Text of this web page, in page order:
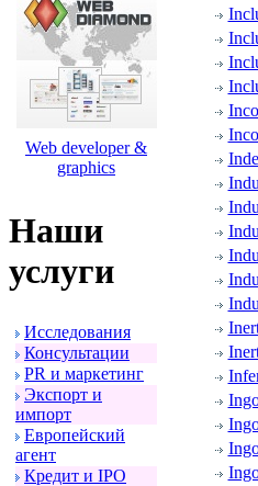
Web developer &
graphics
Наши
услуги
Исследования
Консультации
PR и маpкетинг
Экспоpт и
импоpт
Евpопейский
агент
Кpедит и IPO